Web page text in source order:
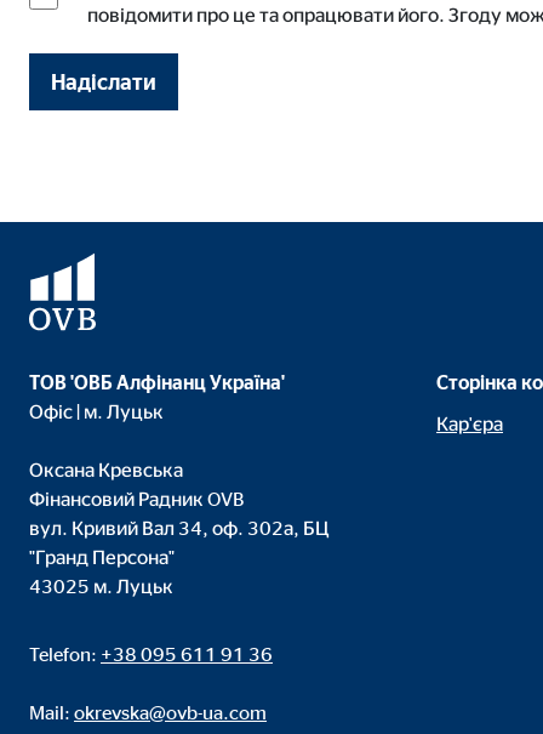
повідомити про це та опрацювати його. Згоду
Надіслати
ТОВ 'ОВБ Алфінанц Україна'
Офіс | м. Луцьк
Оксана Кревська
Фінансовий Радник OVB
вул. Кривий Вал 34, оф. 302а, БЦ
"Гранд Персона"
43025 м. Луцьк
Telefon: +38 095 611 91 36
Mail: okrevska@ovb-ua.com
Сторінка
Кар'єра